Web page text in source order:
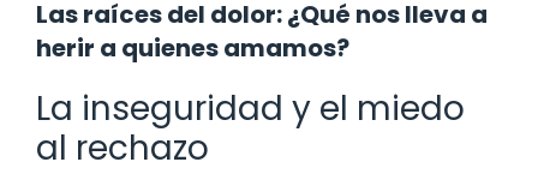
Las raíces del dolor: ¿Qué nos lleva a
herir a quienes amamos?
La inseguridad y el miedo
al rechazo